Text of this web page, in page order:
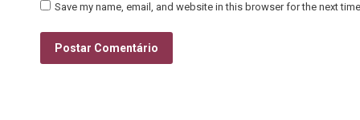
Save my name, email, and website in this browser for the next
Postar Comentário